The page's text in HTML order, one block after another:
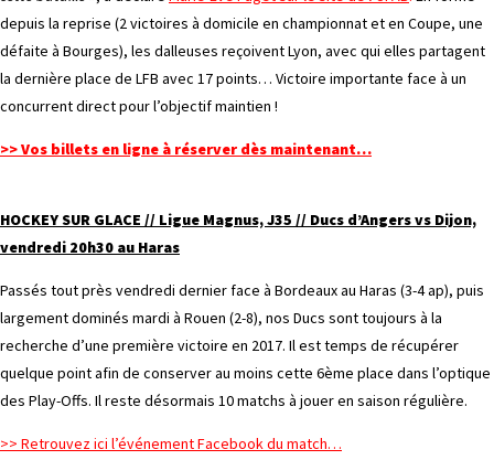
depuis la reprise (2 victoires à domicile en championnat et en Coupe, une
défaite à Bourges), les dalleuses reçoivent Lyon, avec qui elles partagent
la dernière place de LFB avec 17 points… Victoire importante face à un
concurrent direct pour l’objectif maintien !
>> Vos billets en ligne à réserver dès maintenant…
HOCKEY SUR GLACE // Ligue Magnus, J35 // Ducs d’Angers vs Dijon,
vendredi 20h30 au Haras
Passés tout près vendredi dernier face à Bordeaux au Haras (3-4 ap), puis
largement dominés mardi à Rouen (2-8), nos Ducs sont toujours à la
recherche d’une première victoire en 2017. Il est temps de récupérer
quelque point afin de conserver au moins cette 6ème place dans l’optique
des Play-Offs. Il reste désormais 10 matchs à jouer en saison régulière.
>> Retrouvez ici l’événement Facebook du match…